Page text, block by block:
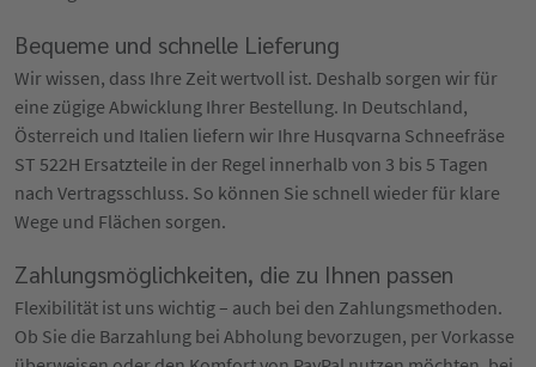
Bequeme und schnelle Lieferung
Wir wissen, dass Ihre Zeit wertvoll ist. Deshalb sorgen wir für
eine zügige Abwicklung Ihrer Bestellung. In Deutschland,
Österreich und Italien liefern wir Ihre Husqvarna Schneefräse
ST 522H Ersatzteile in der Regel innerhalb von 3 bis 5 Tagen
nach Vertragsschluss. So können Sie schnell wieder für klare
Wege und Flächen sorgen.
Zahlungsmöglichkeiten, die zu Ihnen passen
Flexibilität ist uns wichtig – auch bei den Zahlungsmethoden.
Ob Sie die Barzahlung bei Abholung bevorzugen, per Vorkasse